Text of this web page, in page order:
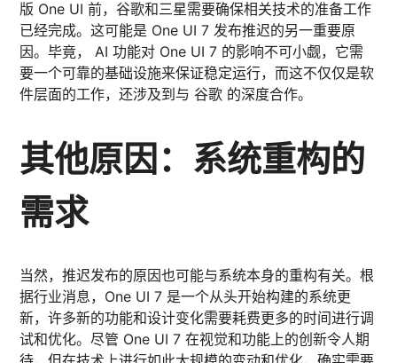
版 One UI 前，谷歌和三星需要确保相关技术的准备工作
已经完成。这可能是 One UI 7 发布推迟的另一重要原
因。毕竟， AI 功能对 One UI 7 的影响不可小觑，它需
要一个可靠的基础设施来保证稳定运行，而这不仅仅是软
件层面的工作，还涉及到与 谷歌 的深度合作。
其他原因：系统重构的
需求
当然，推迟发布的原因也可能与系统本身的重构有关。根
据行业消息，One UI 7 是一个从头开始构建的系统更
新，许多新的功能和设计变化需要耗费更多的时间进行调
试和优化。尽管 One UI 7 在视觉和功能上的创新令人期